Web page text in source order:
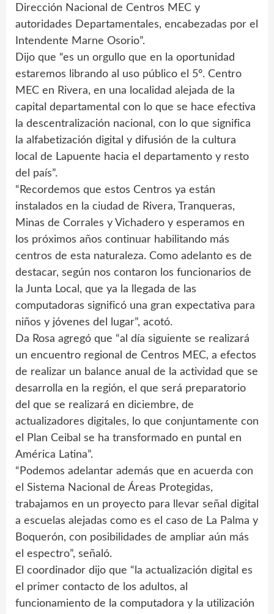
Dirección Nacional de Centros MEC y
autoridades Departamentales, encabezadas por el
Intendente Marne Osorio”.
Dijo que “es un orgullo que en la oportunidad
estaremos librando al uso público el 5º. Centro
MEC en Rivera, en una localidad alejada de la
capital departamental con lo que se hace efectiva
la descentralización nacional, con lo que significa
la alfabetización digital y difusión de la cultura
local de Lapuente hacia el departamento y resto
del país”.
“Recordemos que estos Centros ya están
instalados en la ciudad de Rivera, Tranqueras,
Minas de Corrales y Vichadero y esperamos en
los próximos años continuar habilitando más
centros de esta naturaleza. Como adelanto es de
destacar, según nos contaron los funcionarios de
la Junta Local, que ya la llegada de las
computadoras significó una gran expectativa para
niños y jóvenes del lugar”, acotó.
Da Rosa agregó que “al día siguiente se realizará
un encuentro regional de Centros MEC, a efectos
de realizar un balance anual de la actividad que se
desarrolla en la región, el que será preparatorio
del que se realizará en diciembre, de
actualizadores digitales, lo que conjuntamente con
el Plan Ceibal se ha transformado en puntal en
América Latina”.
“Podemos adelantar además que en acuerda con
el Sistema Nacional de Áreas Protegidas,
trabajamos en un proyecto para llevar señal digital
a escuelas alejadas como es el caso de La Palma y
Boquerón, con posibilidades de ampliar aún más
el espectro”, señaló.
El coordinador dijo que “la actualización digital es
el primer contacto de los adultos, al
funcionamiento de la computadora y la utilización